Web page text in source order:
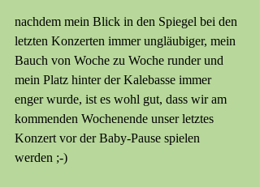
nachdem mein Blick in den Spiegel bei den
letzten Konzerten immer ungläubiger, mein
Bauch von Woche zu Woche runder und
mein Platz hinter der Kalebasse immer
enger wurde, ist es wohl gut, dass wir am
kommenden Wochenende unser letztes
Konzert vor der Baby-Pause spielen
werden ;-)